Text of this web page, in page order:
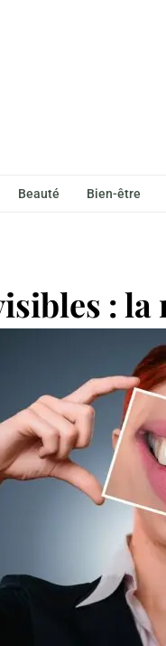
Beauté Bien-être
: